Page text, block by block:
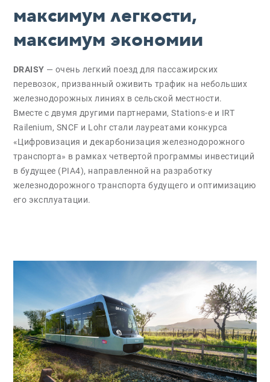
максимум легкости,
максимум экономии
DRAISY — очень легкий поезд для пассажирских
перевозок, призванный оживить трафик на небольших
железнодорожных линиях в сельской местности.
Вместе с двумя другими партнерами, Stations-e и IRT
Railenium, SNCF и Lohr стали лауреатами конкурса
«Цифровизация и декарбонизация железнодорожного
транспорта» в рамках четвертой программы инвестиций
в будущее (PIA4), направленной на разработку
железнодорожного транспорта будущего и оптимизацию
его эксплуатации.